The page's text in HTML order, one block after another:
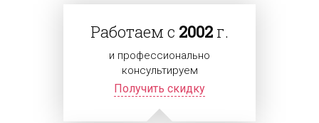
Работаем с 2002 г.
и профессионально
консультируем
Получить скидку